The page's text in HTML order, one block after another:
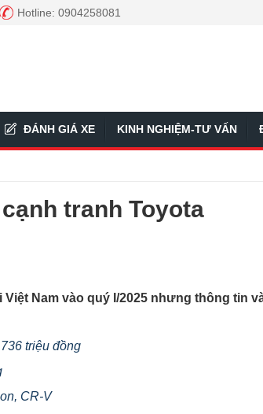
Hotline: 0904258081
ĐÁNH GIÁ XE KINH NGHIỆM-TƯ VẤN
tranh Toyota
Việt Nam vào quý I/2025 nhưng thông tin
triệu đồng
CR-V